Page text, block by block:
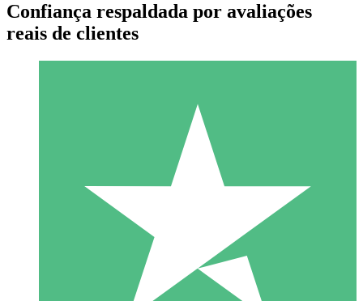
Pacotes de Créditos Individuais
Pague conforme o uso com créditos de download. Sem
1000
Confiança respaldada por avaliações
reais de clientes